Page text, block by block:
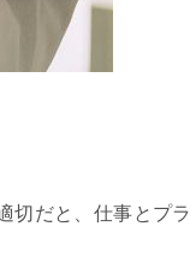
切だと、仕事とプラ